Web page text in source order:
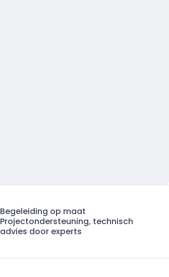
Begeleiding op maat
Projectondersteuning, technisch
advies door experts